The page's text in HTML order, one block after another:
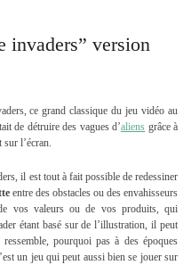
invaders” version
ce grand classique du jeu vidéo au
de détruire des vagues d’aliens grâce à
sur l’écran.
il est tout à fait possible de redessiner
entre des obstacles ou des envahisseurs
vos valeurs ou de vos produits, qui
étant basé sur de l’illustration, il peut
pourquoi pas à des époques
un jeu qui peut aussi bien se jouer sur